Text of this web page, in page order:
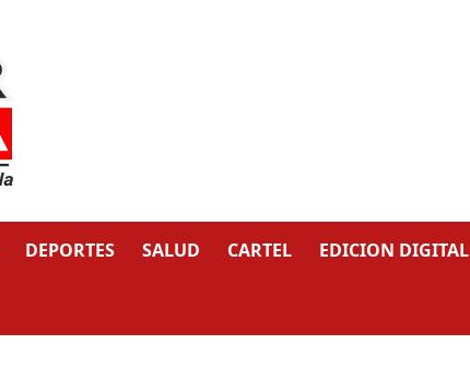
DEPORTES SALUD CARTEL EDICION DIGITAL